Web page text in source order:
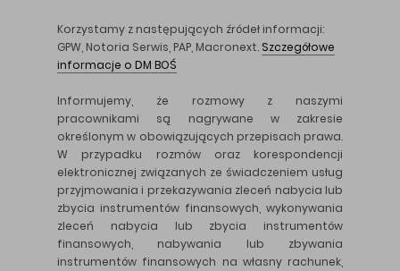
Korzystamy z następujących źródeł informacji:
GPW, Notoria Serwis, PAP, Macronext. Szczegółowe
informacje o DM BOŚ
Informujemy, że rozmowy z naszymi
pracownikami są nagrywane w zakresie
określonym w obowiązujących przepisach prawa.
W przypadku rozmów oraz korespondencji
elektronicznej związanych ze świadczeniem usług
przyjmowania i przekazywania zleceń nabycia lub
zbycia instrumentów finansowych, wykonywania
zleceń nabycia lub zbycia instrumentów
finansowych, nabywania lub zbywania
instrumentów finansowych na własny rachunek,